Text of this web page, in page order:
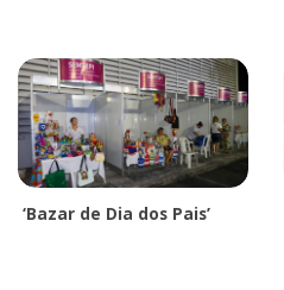
‘Bazar de Dia dos Pais’